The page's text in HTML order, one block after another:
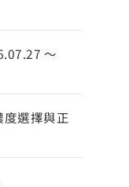
～
度選擇與正